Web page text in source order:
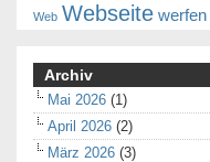
Web Webseite werfen
Archiv
Mai 2026 (1)
April 2026 (2)
März 2026 (3)